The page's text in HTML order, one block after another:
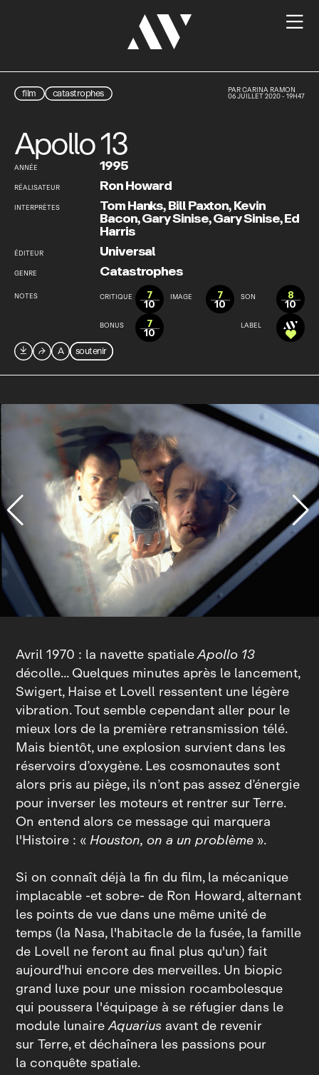

film catastrophes PARCARINA RAMON
06 JUILLET 2020 - 19H47
Apollo 13
ANNÉE 1995
RÉALISATEUR Ron Howard
INTERPRÈTES Tom Hanks,Bill Paxton,Kevin
Bacon,Gary Sinise,Gary Sinise,Ed
Harris
ÉDITEUR Universal
GENRE Catastrophes
NOTES CRITIQUE 7
10
IMAGE 7
10
SON 8
10
BONUS 7
10
LABEL
 ⮫ A soutenir
Avril 1970 : la navette spatialeApollo 13
décolle... Quelques minutes après le lancement,
Swigert, Haise et Lovell ressentent une légère
vibration. Tout semble cependant aller pour le
mieux lors de la première retransmission télé.
Mais bientôt, une explosion survient dans les
réservoirs d’oxygène. Les cosmonautes sont
alors pris au piège, ils n’ont pas assez d’énergie
pour inverser les moteurs et rentrer sur Terre.
On entend alors ce message qui marquera
l'Histoire : «Houston, on a un problème ».
Si on connaît déjà la fin du film, la mécanique
implacable ‑et sobre‑ de Ron Howard, alternant
les points de vue dans une même unité de
temps (la Nasa, l'habitacle de la fusée, la famille
de Lovell ne feront au final plus qu'un) fait
aujourd'hui encore des merveilles. Un biopic
grand luxe pour une mission rocambolesque
qui poussera l'équipage à se réfugier dans le
module lunaireAquarius avant de revenir
sur Terre, et déchaînera les passions pour
la conquête spatiale.